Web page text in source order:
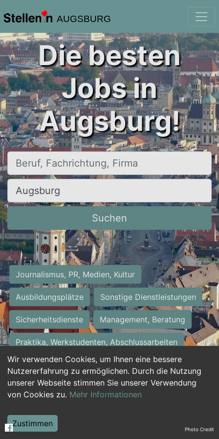
AUGSBURG
Wir verwenden Cookies, um Ihnen eine bessere
Nutzererfahrung zu ermöglichen. Durch die Nutzung
unserer Webseite stimmen Sie unserer Verwendung
von Cookies zu. Mehr Informationen
Zustimmen
Die besten
Jobs in
Augsburg!
Beruf, Fachrichtung, Firma
Ort, Stadt
Suchen
Journalismus, PR, Medien, Kultur
Ausbildungsplätze Sonstige Dienstleistungen
Sicherheitsdienste Management, Beratung
Praktika, Werkstudenten, Abschlussarbeiten
Personalwesen Assistenz, Sekretariat
Hilfskräfte, Aushilfs- und Nebenjobs
Weiterbildung, Studium, duale Ausbildung Photo Credit